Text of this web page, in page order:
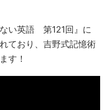
い英語 第121回』に
ており、吉野式記憶術
す！